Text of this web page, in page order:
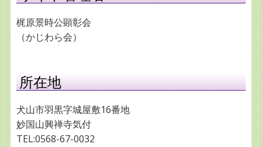
梶原景時公顕彰会
（かじわら会）
所在地
犬山市羽黒字城屋敷16番地
妙国山興禅寺気付
TEL:0568-67-0032